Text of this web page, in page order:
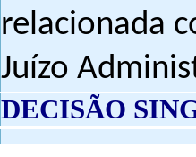
relacionada
Juízo
DECISÃO